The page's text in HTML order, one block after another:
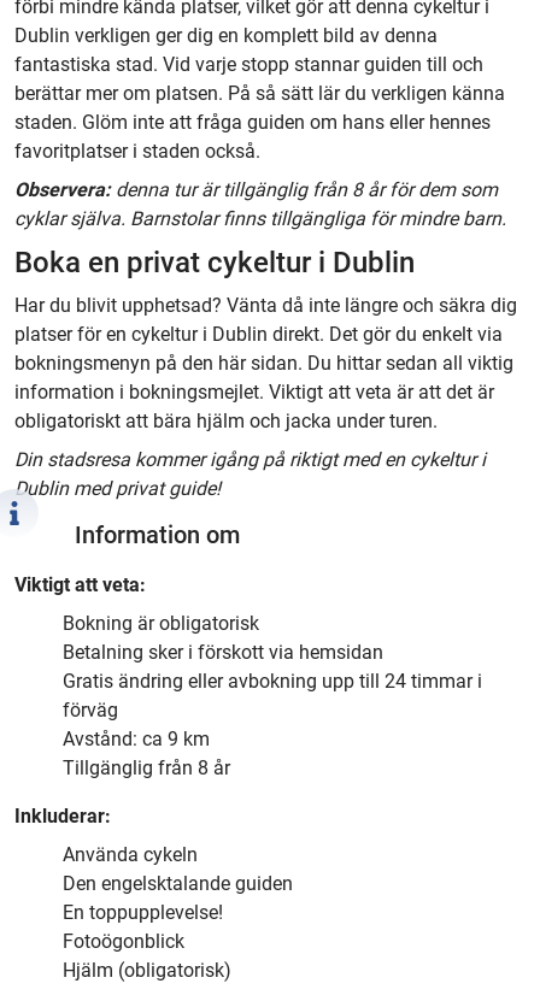
förbi mindre kända platser, vilket gör att denna cykeltur i
Dublin verkligen ger dig en komplett bild av denna
fantastiska stad. Vid varje stopp stannar guiden till och
berättar mer om platsen. På så sätt lär du verkligen känna
staden. Glöm inte att fråga guiden om hans eller hennes
favoritplatser i staden också.
Observera:denna tur är tillgänglig från 8 år för dem som
cyklar själva. Barnstolar finns tillgängliga för mindre barn.
Boka en privat cykeltur i Dublin
Har du blivit upphetsad? Vänta då inte längre och säkra dig
platser för en cykeltur i Dublin direkt. Det gör du enkelt via
bokningsmenyn på den här sidan. Du hittar sedan all viktig
information i bokningsmejlet. Viktigt att veta är att det är
obligatoriskt att bära hjälm och jacka under turen.
Din stadsresa kommer igång på riktigt med en cykeltur i
Dublin med privat guide!
Information om
Viktigt att veta:
Bokning är obligatorisk
Betalning sker i förskott via hemsidan
Gratis ändring eller avbokning upp till 24 timmar i
förväg
Avstånd: ca 9 km
Tillgänglig från 8 år
Inkluderar:
Använda cykeln
Den engelsktalande guiden
En toppupplevelse!
Fotoögonblick
Hjälm (obligatorisk)